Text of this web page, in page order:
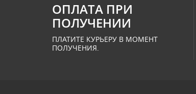
ОПЛАТА ПРИ
ПОЛУЧЕНИИ
ПЛАТИТЕ КУРЬЕРУ В МОМЕНТ
ПОЛУЧЕНИЯ.